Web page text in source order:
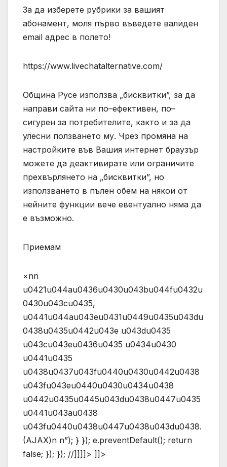
За да изберете рубрики за вашият
абонамент, моля първо въведете валиден
email адрес в полето!
https://www.livechatalternative.com/
Община Русе използва „бисквитки”, за да
направи сайта ни по–ефективен, по–
сигурен за потребителите, както и за да
улесни ползването му. Чрез промяна на
настройките във Вашия интернет браузър
можете да деактивирате или ограничите
прехвърлянето на „бисквитки”, но
използването в пълен обем на някои от
нейните функции вече евентуално няма да
е възможно.
Приемам
×nn
u0421u044au0436u0430u043bu044fu0432u
0430u043cu0435,
u0441u044au043eu0431u0449u0435u043du
0438u0435u0442u043e u043du0435
u043cu043eu0436u0435 u0434u0430
u0441u0435
u0438u0437u043fu0440u0430u0442u0438
u043fu043eu0440u0430u0434u0438
u0442u0435u0445u043du0438u0447u0435
u0441u043au0438
u043fu0440u0438u0447u0438u043du0438.
(AJAX)n n”); } }); e.preventDefault(); return
false; }); }); //]]]]> ]]>